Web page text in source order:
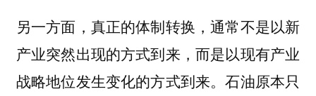
另一方面，真正的体制转换，通常不是以新
产业突然出现的方式到来，而是以现有产业
战略地位发生变化的方式到来。石油原本只